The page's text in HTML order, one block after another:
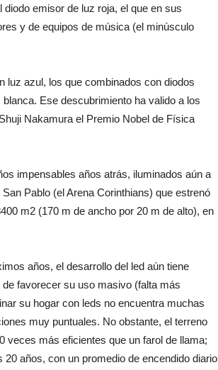
emisor de luz roja, el que en sus
y de equipos de música (el minúsculo
luz azul, los que combinados con diodos
Ese descubrimiento ha valido a los
Nakamura el Premio Nobel de Física
impensables años atrás, iluminados aún a
Pablo (el Arena Corinthians) que estrenó
m2 (170 m de ancho por 20 m de alto), en
años, el desarrollo del led aún tiene
favorecer su uso masivo (falta más
su hogar con leds no encuentra muchas
muy puntuales. No obstante, el terreno
veces más eficientes que un farol de llama;
años, con un promedio de encendido diario